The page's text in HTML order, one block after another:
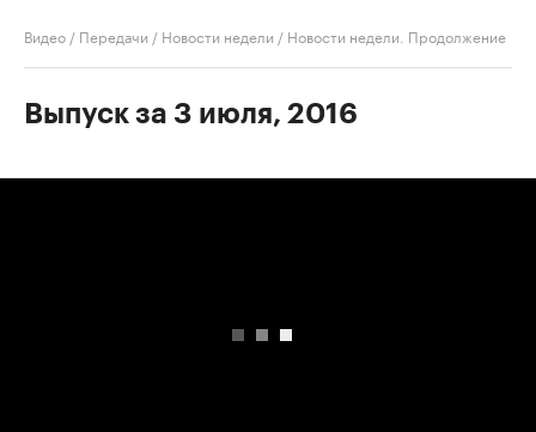
Видео / Передачи / Новости недели / Новости недели. Продолжение
Выпуск за 3 июля, 2016